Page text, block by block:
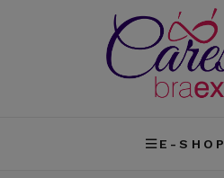
E-SHOP